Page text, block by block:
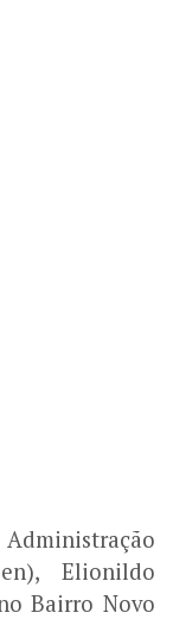
Elionildo
Bairro Novo